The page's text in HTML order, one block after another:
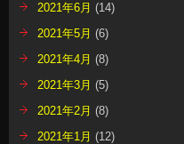
2021年6月 (14)
2021年5月 (6)
2021年4月 (8)
2021年3月 (5)
2021年2月 (8)
2021年1月 (12)